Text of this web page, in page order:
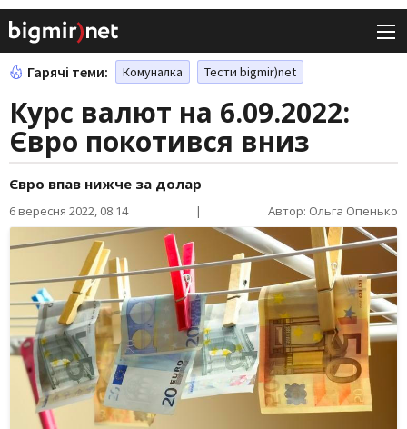
Гарячі теми: Комуналка Тести bigmir)net
Курс валют на 6.09.2022:
Євро покотився вниз
Євро впав нижче за долар
6 вересня 2022, 08:14 | Автор: Ольга Опенько